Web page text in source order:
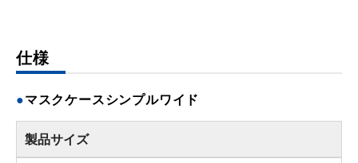
仕様
マスクケースシンプルワイド
製品サイズ